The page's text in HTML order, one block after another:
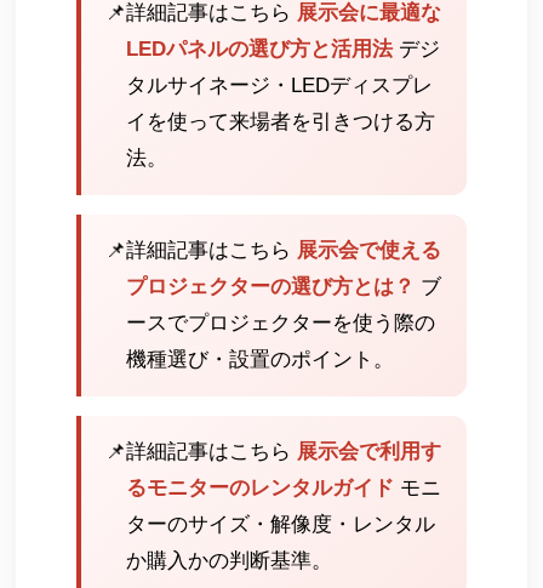
📌詳細記事はこちら 展示会に最適な
LEDパネルの選び方と活用法 デジ
タルサイネージ・LEDディスプレ
イを使って来場者を引きつける方
法。
📌詳細記事はこちら 展示会で使える
プロジェクターの選び方とは？ ブ
ースでプロジェクターを使う際の
機種選び・設置のポイント。
📌詳細記事はこちら 展示会で利用す
るモニターのレンタルガイド モニ
ターのサイズ・解像度・レンタル
か購入かの判断基準。